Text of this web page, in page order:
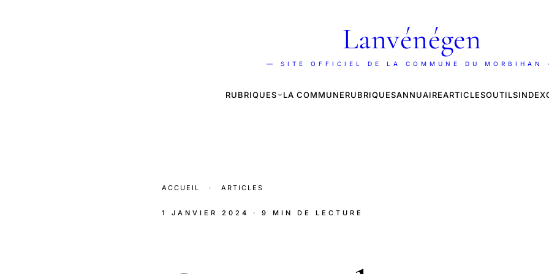
Lanvénégen
— SITE OFFICIEL DE LA COMMUNE DU MORBIHAN
RUBRIQUES LA COMMUNERUBRIQUESANNUAIREARTICLESOUTILSINDEX
ACCUEIL · ARTICLES
1 JANVIER 2024 · 9 MIN DE LECTURE